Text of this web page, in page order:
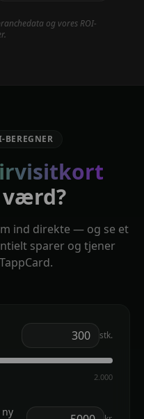
og vores ROI-
BEREGNER
ind direkte — og se et
sparer og tjener
stk.
2.000